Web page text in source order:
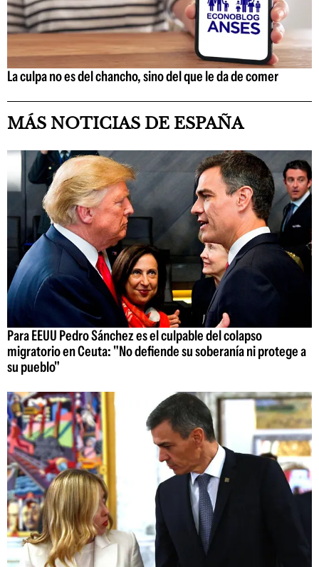
La culpa no es del chancho, sino del que le da de comer
MÁS NOTICIAS DE ESPAÑA
Para EEUU Pedro Sánchez es el culpable del colapso
migratorio en Ceuta: "No defiende su soberanía ni protege a
su pueblo"